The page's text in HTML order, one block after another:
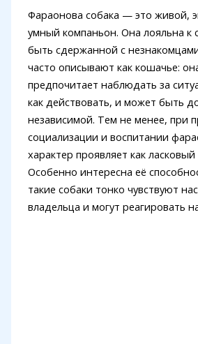
Фараонова собака — это живой,
умный компаньон. Она лояльна к
быть сдержанной с
часто описывают как кошачье:
предпочитает наблюдать за
как действовать, и может быть
независимой. Тем не менее, при
социализации и воспитании
характер проявляет как
Особенно интересна её
такие собаки тонко чувствуют
владельца и могут реагировать